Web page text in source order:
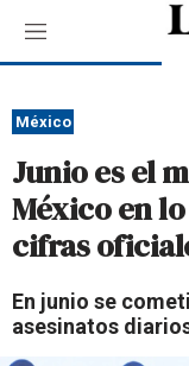
M
e
ú
México
Junio es el
México en
cifras
En junio se
asesinatos